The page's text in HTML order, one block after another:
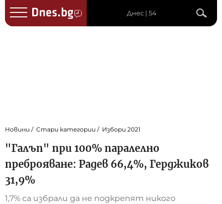
Днес | 54
Новини Стари категории Избори 2021
"Галъп" при 100% паралелно
преброяване: Радев 66,4%, Герджиков
31,9%
1,7% са избрали да не подкрепят никого